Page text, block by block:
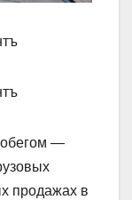
—
продажах в